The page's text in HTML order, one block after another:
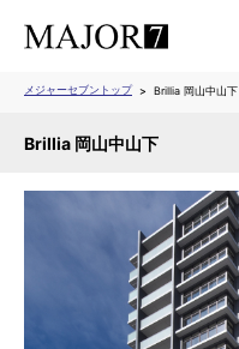
メジャーセブントップ Brillia 岡山中山下
Brillia 岡山中山下